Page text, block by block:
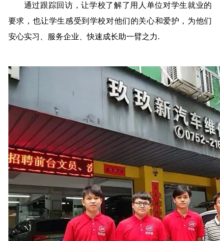
通过跟踪回访，让学校了解了用人单位对学生就业的
要求，也让学生感受到学校对他们的关心和爱护，为他们
安心实习、服务企业、快速成长助一臂之力.